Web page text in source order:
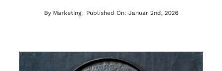
By Marketing Published On: Januar 2nd, 2026